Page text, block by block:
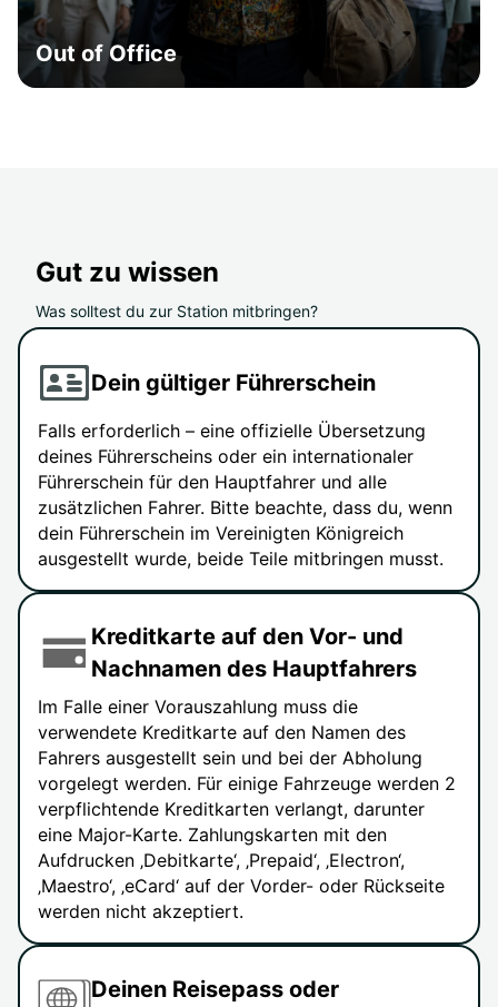
Out of Office
Gut zu wissen
Was solltest du zur Station mitbringen?
Dein gültiger Führerschein
Falls erforderlich – eine offizielle Übersetzung
deines Führerscheins oder ein internationaler
Führerschein für den Hauptfahrer und alle
zusätzlichen Fahrer. Bitte beachte, dass du, wenn
dein Führerschein im Vereinigten Königreich
ausgestellt wurde, beide Teile mitbringen musst.
Kreditkarte auf den Vor- und
Nachnamen des Hauptfahrers
Im Falle einer Vorauszahlung muss die
verwendete Kreditkarte auf den Namen des
Fahrers ausgestellt sein und bei der Abholung
vorgelegt werden. Für einige Fahrzeuge werden 2
verpflichtende Kreditkarten verlangt, darunter
eine Major-Karte. Zahlungskarten mit den
Aufdrucken ‚Debitkarte‘, ‚Prepaid‘, ‚Electron‘,
‚Maestro‘, ‚eCard‘ auf der Vorder- oder Rückseite
werden nicht akzeptiert.
Deinen Reisepass oder